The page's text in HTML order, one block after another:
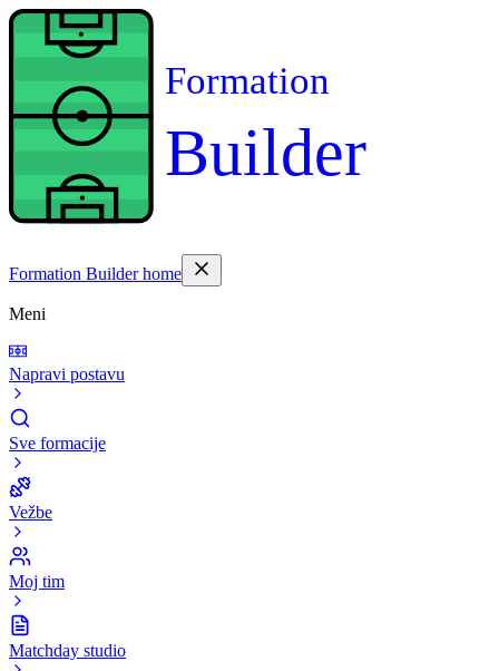
Formation
Builder
Formation Builder home
Meni
Napravi postavu
Sve formacije
Vežbe
Moj tim
Matchday studio